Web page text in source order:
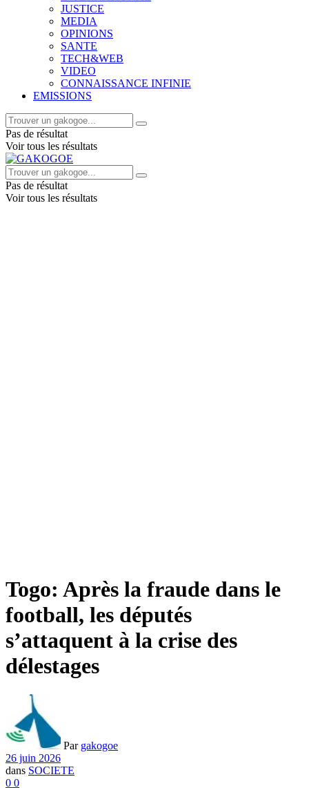
JUSTICE
MEDIA
OPINIONS
SANTE
TECH&WEB
VIDEO
CONNAISSANCE INFINIE
EMISSIONS
Pas de résultat
Voir tous les résultats
Pas de résultat
Voir tous les résultats
Togo: Après la fraude dans le
football, les députés
s’attaquent à la crise des
délestages
Par gakogoe
26 juin 2026
dans SOCIETE
0 0